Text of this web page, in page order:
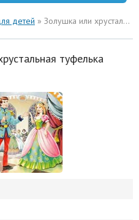
детей » Золушка или хрустальная туфелька
туфелька